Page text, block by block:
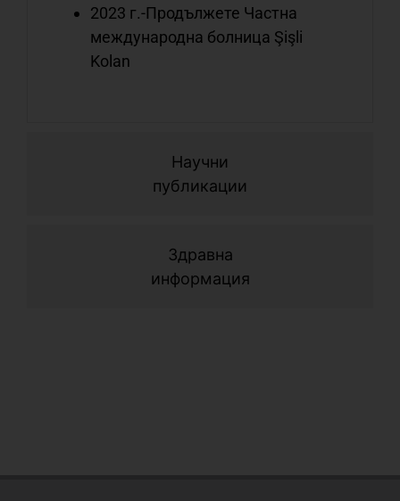
Научни
публикации
Здравна
информация
2023 г.-Продължете Частна
международна болница Şişli
Kolan